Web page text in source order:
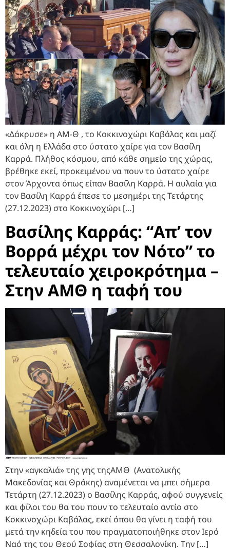
«Δάκρυσε» η ΑΜ-Θ , το Κοκκινοχώρι Καβάλας και μαζί
και όλη η Ελλάδα στο ύστατο χαίρε για τον Βασίλη
Καρρά. Πλήθος κόσμου, από κάθε σημείο της χώρας,
βρέθηκε εκεί, προκειμένου να πουν το ύστατο χαίρε
στον Άρχοντα όπως είπαν Βασίλη Καρρά. Η αυλαία για
τον Βασίλη Καρρά έπεσε το μεσημέρι της Τετάρτης
(27.12.2023) στο Κοκκινοχώρι […]
Βασίλης Καρράς: “Απ’ τον
Βορρά μέχρι τον Νότο” το
τελευταίο χειροκρότημα –
Στην ΑΜΘ η ταφή του
Στην «αγκαλιά» της γης τηςΑΜΘ (Ανατολικής
Μακεδονίας και Θράκης) αναμένεται να μπει σήμερα
Τετάρτη (27.12.2023) ο Βασίλης Καρράς, αφού συγγενείς
και φίλοι του θα του πουν το τελευταίο αντίο στο
Κοκκινοχώρι Καβάλας, εκεί όπου θα γίνει η ταφή του
μετά την κηδεία του που πραγματοποιήθηκε στον Ιερό
Ναό της του Θεού Σοφίας στη Θεσσαλονίκη. Την […]